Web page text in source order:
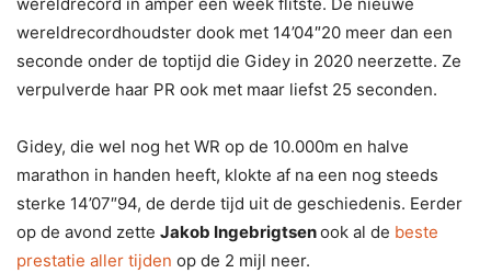
wereldrecordhoudster dook met 14’04″20 meer dan een
seconde onder de toptijd die Gidey in 2020 neerzette. Ze
verpulverde haar PR ook met maar liefst 25 seconden.
Gidey, die wel nog het WR op de 10.000m en halve
marathon in handen heeft, klokte af na een nog steeds
sterke 14’07″94, de derde tijd uit de geschiedenis. Eerder
op de avond zette Jakob Ingebrigtsenook al de beste
prestatie aller tijden op de 2 mijl neer.